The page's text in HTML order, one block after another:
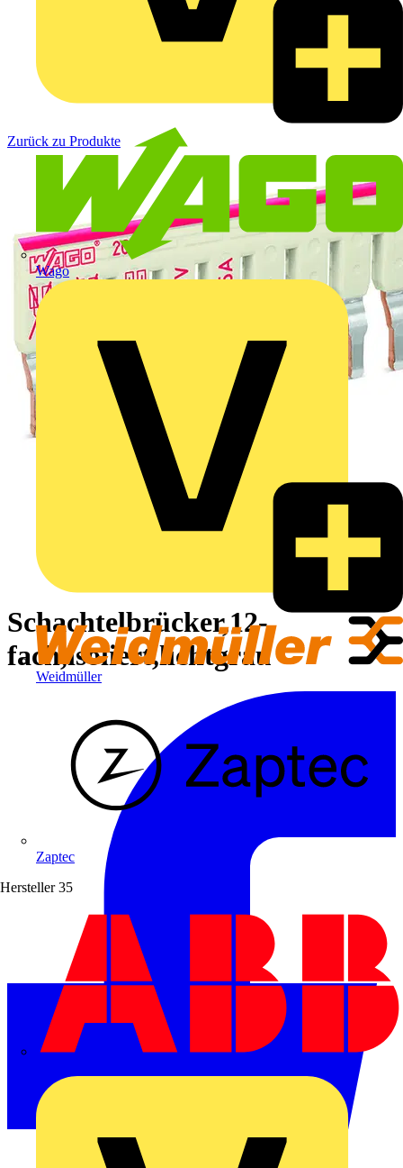
Wago
Weidmüller
Zaptec
Hersteller 35
Zurück zu Produkte
Schachtelbrücker,12-
fach,isoliert,lichtgrau